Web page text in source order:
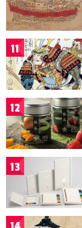
11
12
13